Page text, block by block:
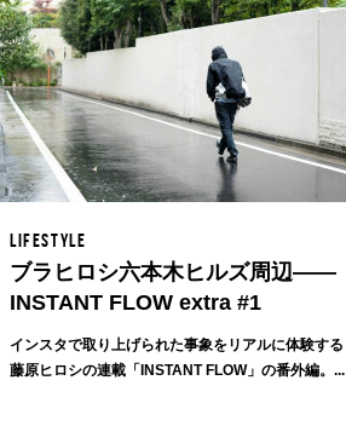
LIFESTYLE
ブラヒロシ六本木ヒルズ周辺——
INSTANT FLOW extra #1
インスタで取り上げられた事象をリアルに体験する
藤原ヒロシの連載「INSTANT FLOW」の番外編。...